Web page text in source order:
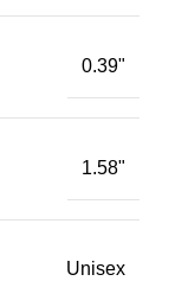
0.39"
1.58"
Unisex